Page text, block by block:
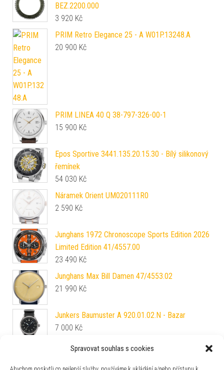
Spravovat souhlas s cookies
BEZ.2200.000
3 920 Kč
PRIM Retro Elegance 25 - A W01P.13248.A
20 900 Kč
PRIM LINEA 40 Q 38-797-326-00-1
15 900 Kč
Epos Sportive 3441.135.20.15.30 - Bílý silikonový
řemínek
54 030 Kč
Náramek Orient UM020111R0
2 590 Kč
Junghans 1972 Chronoscope Sports Edition 2026
Limited Edition 41/4557.00
23 490 Kč
Junghans Max Bill Damen 47/4553.02
21 990 Kč
Junkers Baumuster A 920.01.02.N - Bazar
7 000 Kč
Traser P96 Outdoor Pioneer Evolution Grey nato
9 400Kč